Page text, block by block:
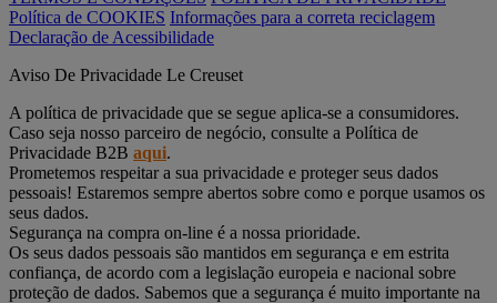
Política de COOKIES Informações para a correta reciclagem
Declaração de Acessibilidade
Aviso De Privacidade Le Creuset
A política de privacidade que se segue aplica-se a consumidores.
Caso seja nosso parceiro de negócio, consulte a Política de
Privacidade B2B aqui.
Prometemos respeitar a sua privacidade e proteger seus dados
pessoais! Estaremos sempre abertos sobre como e porque usamos os
seus dados.
Segurança na compra on-line é a nossa prioridade.
Os seus dados pessoais são mantidos em segurança e em estrita
confiança, de acordo com a legislação europeia e nacional sobre
proteção de dados. Sabemos que a segurança é muito importante na